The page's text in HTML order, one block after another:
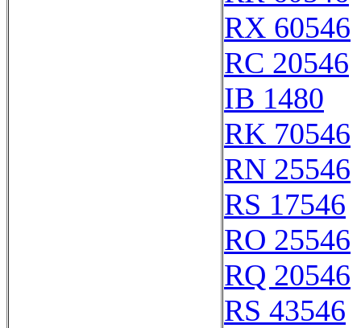
RX 60546
RC 20546
IB 1480
RK 70546
RN 25546
RS 17546
RO 25546
RQ 20546
RS 43546